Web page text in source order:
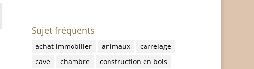
Sujet fréquents
achat immobilier animaux
carrelage
cave
chambre
construction en bois